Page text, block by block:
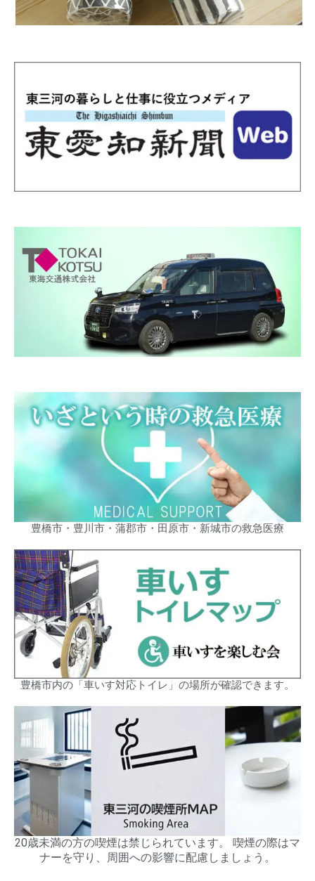
豊橋市・豊川市・蒲郡市・田原市・新城市の救急医療
豊橋市内の「車いす対応トイレ」の場所が確認できます。
20歳未満の方の喫煙は禁じられています。 喫煙の際はマ
ナーを守り、周囲への影響に配慮しましょう。